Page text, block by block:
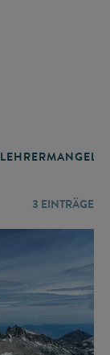
LEHRERMANGEL
3 EINTRÄGE